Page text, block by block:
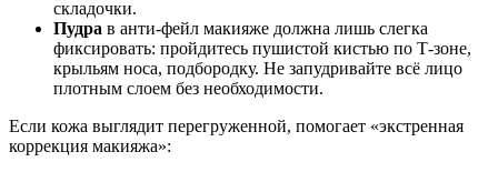
складочки.
Пудра в анти-фейл макияже должна лишь слегка
фиксировать: пройдитесь пушистой кистью по Т-зоне,
крыльям носа, подбородку. Не запудривайте всё лицо
плотным слоем без необходимости.
Если кожа выглядит перегруженной, помогает «экстренная
коррекция макияжа»: